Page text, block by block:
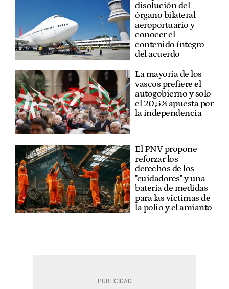
disolución del
órgano bilateral
aeroportuario y
conocer el
contenido íntegro
del acuerdo
La mayoría de los
vascos prefiere el
autogobierno y solo
el 20,5% apuesta por
la independencia
El PNV propone
reforzar los
derechos de los
"cuidadores" y una
batería de medidas
para las víctimas de
la polio y el amianto